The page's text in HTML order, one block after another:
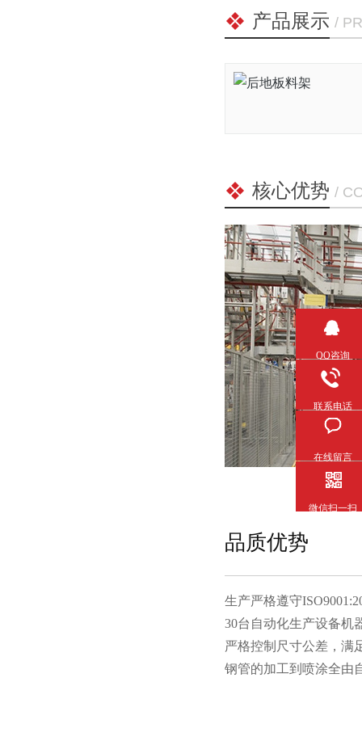
产品展示 /
核心优势 /
品质优势
生产严格遵守
30台自动化生产设备机器人
严格控制尺寸公差，满
钢管的加工到喷涂全由自
QQ咨询
联系电话
在线留言
微信扫一扫